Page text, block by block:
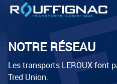
NOTRE RÉSEAU
Les transports LEROUX font
Tred Union.